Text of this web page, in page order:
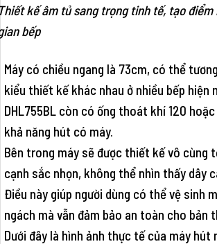
kế âm tủ sang trọng tinh tế, tạo điểm
bếp
Máy có chiều ngang là 73cm, có thể
kiểu thiết kế khác nhau ở nhiều bếp hiện
DHL755BL còn có ống thoát khí 120
khả năng hút có máy.
Bên trong máy sẽ được thiết kế vô cùng
cạnh sắc nhọn, không thể nhìn thấy dây
Điều này giúp người dùng có thể vệ sinh
ngách mà vẫn đảm bảo an toàn cho bản
Dưới đây là hình ảnh thực tế của máy hút